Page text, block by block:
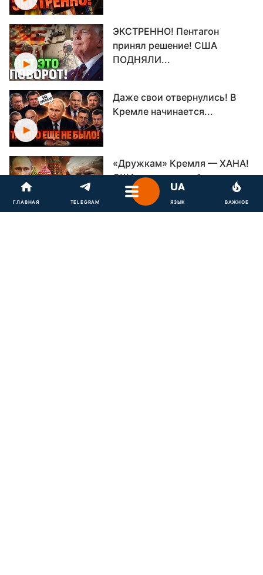
ЭКСТРЕННО! Пентагон
принял решение! США
ПОДНЯЛИ...
Даже свои отвернулись! В
Кремле начинается...
«Дружкам» Кремля — ХАНА!
США сделали свой...
ГЛАВНАЯ TELEGRAM ЯЗЫК ВАЖНОЕ